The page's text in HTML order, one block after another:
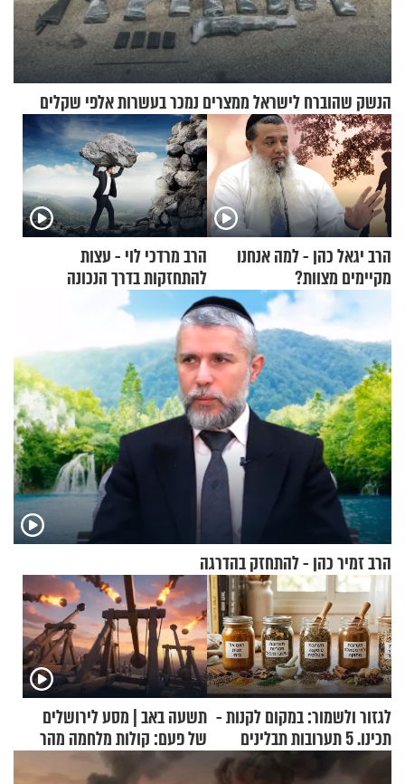
הנשק שהוברח לישראל ממצרים נמכר בעשרות אלפי שקלים
הרב יגאל כהן - למה אנחנו
מקיימים מצוות?
הרב מרדכי לוי - עצות
להתחזקות בדרך הנכונה
הרב זמיר כהן - להתחזק בהדרגה
לגזור ולשמור: במקום לקנות -
תכינו. 5 תערובות תבלינים
שמתאימות להכל
תשעה באב | מסע לירושלים
של פעם: קולות מלחמה מהר
הזיתים